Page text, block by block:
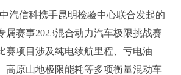
汽信科携手昆明检验中心联合发起的
属赛事2023混合动力汽车极限挑战赛
赛项目涉及纯电续航里程、亏电油
高原山地极限能耗等多项衡量混动车